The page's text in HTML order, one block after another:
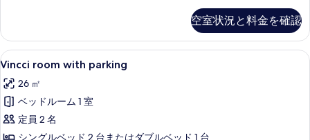
表
示
す
る
細
空室状況と料金を確認
Vincci
room
with
parking
の
高級寝具、羽毛の掛け布団、ミニバ
5
Vincci room with parking
26 ㎡
ベッドルーム 1 室
定員 2 名
シングルベッド 2 台またはダブルベッド 1 台